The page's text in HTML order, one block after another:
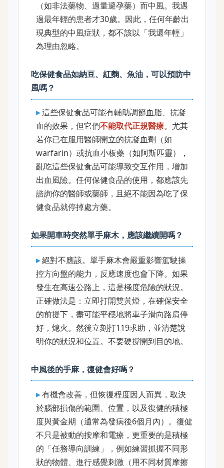
（如非法藥物、過量避孕藥）而中風。我遇
過最年輕的患者才30歲。因此，任何年齡出
現典型的中風症狀，都不該以「我還年輕」
為理由忽略。
吃保健食品如納豆、紅麴、魚油，可以預防中
風嗎？
這些保健食品可能有輔助調節血脂、抗凝
血的效果，但它們不能取代正規醫療。尤其
若你已在服用醫師開立的抗凝血劑（如
warfarin）或抗血小板藥（如阿斯匹靈），
亂吃這些保健食品可能導致交互作用，增加
出血風險。任何保健食品的使用，都應該先
諮詢你的醫師或藥師，且絕不能因為吃了保
健食品就停掉處方藥。
如果開車時突然單手麻木，應該繼續開嗎？
絕對不應該。單手麻木會嚴重影響駕駛操
控方向盤的能力，反應速度也會下降。如果
發生在高速公路上，這是極度危險的狀況。
正確做法是：立即打開雙黃燈，在確保安全
的前提下，盡可能平穩地將車子滑向路肩停
好，熄火。然後立刻打119求助，並清楚說
明你的狀況和位置。不要硬撐開到目的地。
中風後的手麻，復健會好嗎？
有機會改善，但恢復程度因人而異，取決
於腦部損傷的範圍、位置，以及復健的積極
度與黃金期（通常為發病後6個月內）。復健
不只是被動的按摩和電療，更重要的是積極
的「任務導向訓練」，例如練習抓握不同形
狀的物體、進行感覺刺激（用不同材質摩擦